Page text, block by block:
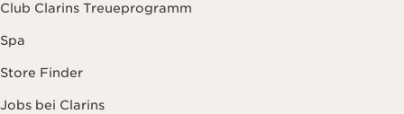
Club Clarins Treueprogramm
Spa
Store Finder
Jobs bei Clarins